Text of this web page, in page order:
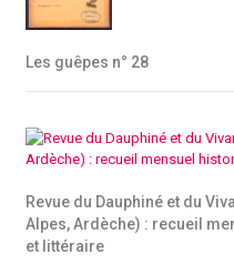
Les guêpes n° 28
Revue du Dauphiné et du
Alpes, Ardèche) : recueil
et littéraire